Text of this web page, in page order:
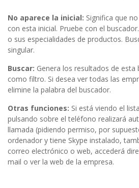
No aparece la inicial: Significa que
con esta inicial. Pruebe con el
o sus especialidades de productos.
singular.
Buscar: Genera los resultados de esta
como filtro. Si desea ver todas las
elimine la palabra del buscador.
Otras funciones: Si está viendo el
pulsando sobre el teléfono realizará
llamada (pidiendo permiso, por
ordenador y tiene Skype instalado,
correo electrónico o web, accederá
mail o ver la web de la empresa.